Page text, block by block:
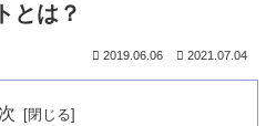
トとは？
2019.06.06 2021.07.04